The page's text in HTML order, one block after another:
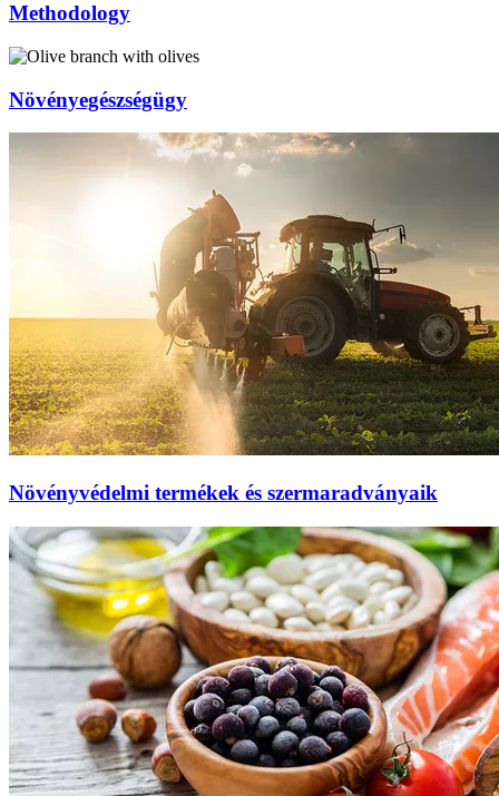
Methodology
Növényegészségügy
Növényvédelmi termékek és szermaradványaik